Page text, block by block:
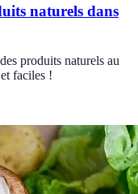
naturels dans
produits naturels au
faciles !